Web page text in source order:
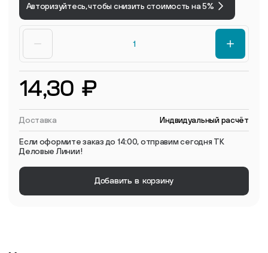
Авторизуйтесь, чтобы снизить стоимость на 5%
14,30 ₽
Доставка Индвидуальный расчёт
Если оформите заказ до 14:00, отправим сегодня ТК
Деловые Линии!
Добавить в корзину